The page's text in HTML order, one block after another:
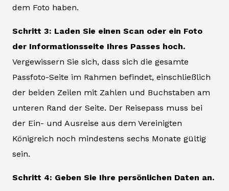
dem Foto haben.
Schritt 3: Laden Sie einen Scan oder ein Foto
der Informationsseite Ihres Passes hoch.
Vergewissern Sie sich, dass sich die gesamte
Passfoto-Seite im Rahmen befindet, einschließlich
der beiden Zeilen mit Zahlen und Buchstaben am
unteren Rand der Seite. Der Reisepass muss bei
der Ein- und Ausreise aus dem Vereinigten
Königreich noch mindestens sechs Monate gültig
sein.
Schritt 4: Geben Sie Ihre persönlichen Daten an.